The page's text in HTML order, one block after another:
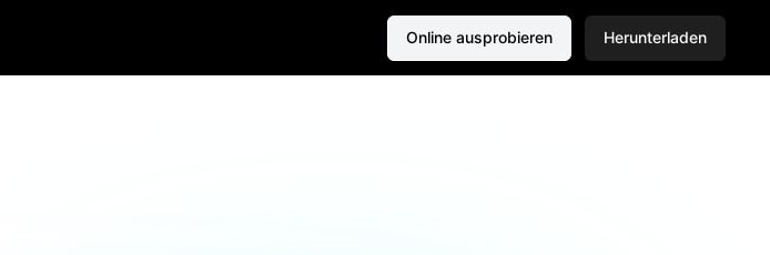
Online ausprobieren Herunterladen